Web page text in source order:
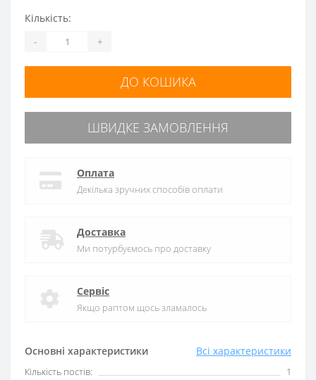
Основні характеристики Всі характеристики
Кількість постів:
1
Кількість:
- +
ДО КОШИКА
ШВИДКЕ ЗАМОВЛЕННЯ
Оплата
Декілька зручних способів оплати
Доставка
Ми потурбуємось про доставку
Сервіс
Якщо раптом щось зламалось